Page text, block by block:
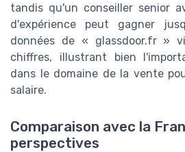
tandis qu'un conseiller senior
d'expérience peut gagner
données de « glassdoor.fr »
chiffres, illustrant bien
dans le domaine de la vente
salaire.
Comparaison avec la
perspectives